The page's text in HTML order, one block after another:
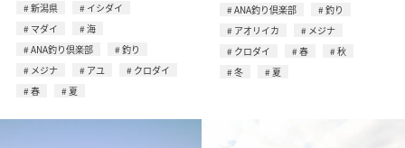
新潟県
イシダイ
マダイ
海
ANA釣り倶楽部
釣り
メジナ
アユ
クロダイ
春
夏
ANA釣り倶楽部
釣り
アオリイカ
メジナ
クロダイ
春
秋
冬
夏